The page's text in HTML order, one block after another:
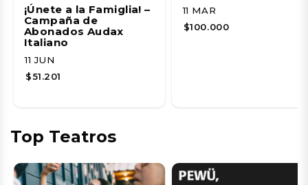
¡Únete a la Famiglia! –
Campaña de
Abonados Audax
Italiano
11 JUN
$51.201
11 MAR
$100.000
Top Teatros